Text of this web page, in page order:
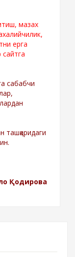
мазах
ерга
сабабчи
ташқаридаги
Қодирова